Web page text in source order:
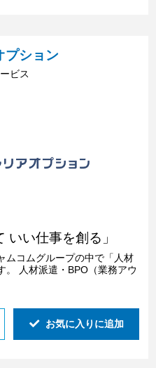
プション
ビス
いい仕事を創る」
ムコムグループの中で「人材
。 人材派遣・BPO（業務アウ
お気に入りに追加